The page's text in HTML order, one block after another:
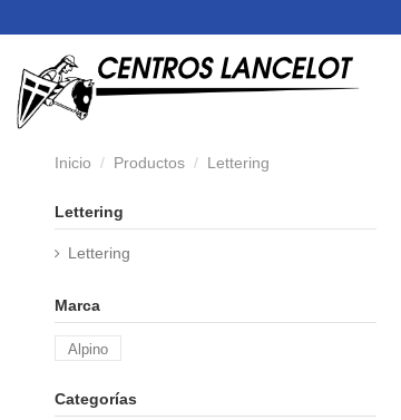
Inicio Productos Lettering
Lettering
Lettering
Marca
Alpino
Categorías